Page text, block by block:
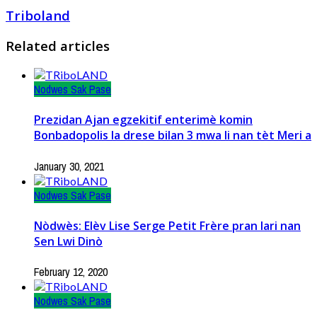
Triboland
Related articles
Nodwes Sak Pase
Prezidan Ajan egzekitif enterimè komin
Bonbadopolis la drese bilan 3 mwa li nan tèt Meri a
January 30, 2021
Nodwes Sak Pase
Nòdwès: Elèv Lise Serge Petit Frère pran lari nan
Sen Lwi Dinò
February 12, 2020
Nodwes Sak Pase